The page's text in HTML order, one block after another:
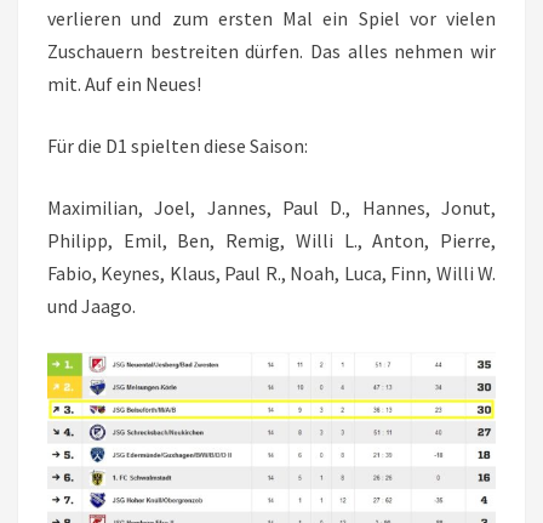
verlieren und zum ersten Mal ein Spiel vor vielen
Zuschauern bestreiten dürfen. Das alles nehmen wir
mit. Auf ein Neues!
Für die D1 spielten diese Saison:
Maximilian, Joel, Jannes, Paul D., Hannes, Jonut,
Philipp, Emil, Ben, Remig, Willi L., Anton, Pierre,
Fabio, Keynes, Klaus, Paul R., Noah, Luca, Finn, Willi W.
und Jaago.